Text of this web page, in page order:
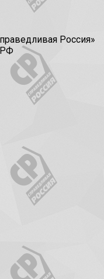
Россия»
РФ